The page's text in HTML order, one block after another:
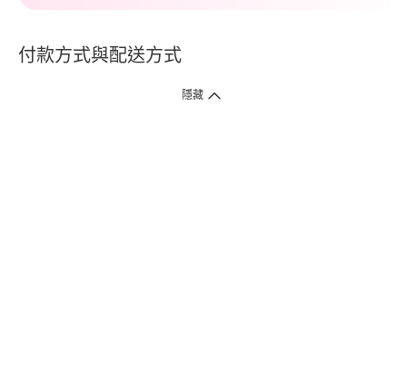
付款方式與配送方式
隱藏